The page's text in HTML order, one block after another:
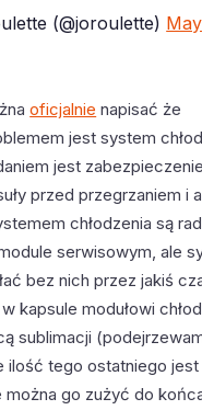
(@joroulette)
oficjalnie napisać że
jest system
jest zabezpieczenie
przed przegrzaniem i
chłodzenia są
serwisowym, ale
bez nich przez jakiś
kapsule modułowi
sublimacji
ilość tego ostatniego jest
można go zużyć do